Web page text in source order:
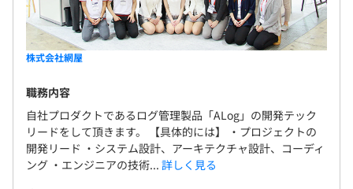
株式会社網屋
職務内容
自社プロダクトであるログ管理製品「ALog」の開発テック
リードをして頂きます。 【具体的には】 ・プロジェクトの
開発リード ・システム設計、アーキテクチャ設計、コーディ
ング ・エンジニアの技術... 詳しく見る